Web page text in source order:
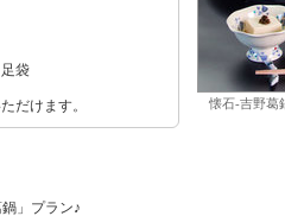
袋
だけます。 懐石-吉野葛
」プラン♪